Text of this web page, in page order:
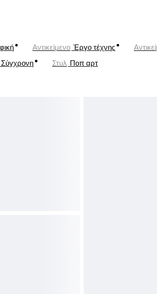
Αντικείμενο Έργο τέχνης
Σύγχρονη Στυλ Ποπ αρτ